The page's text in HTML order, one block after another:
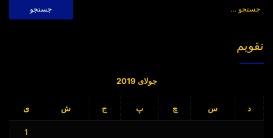
تقویم
جولای 2019
د س چ پ ج ش ی
1